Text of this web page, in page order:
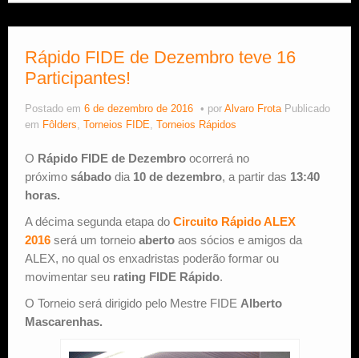
Rápido FIDE de Dezembro teve 16
Participantes!
Postado em 6 de dezembro de 2016 por Alvaro Frota Publicado
em Fôlders, Torneios FIDE, Torneios Rápidos
O Rápido FIDE de Dezembro ocorrerá no
próximo sábado dia 10 de dezembro, a partir das 13:40
horas.
A décima segunda etapa do Circuito Rápido ALEX
2016 será um torneio aberto aos sócios e amigos da
ALEX, no qual os enxadristas poderão formar ou
movimentar seu rating FIDE Rápido.
O Torneio será dirigido pelo Mestre FIDE Alberto
Mascarenhas.